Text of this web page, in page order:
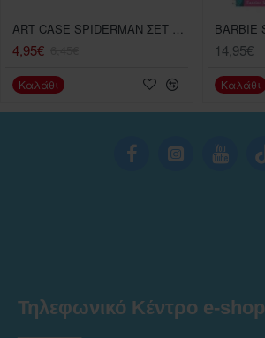
ART CASE SPIDERMAN ΣΕΤ ΖΩΓΡΑΦΙΚΗΣ
4,95€
Καλάθι
14,95€
Καλάθι
Τηλεφωνικό Κέντρο e-shop